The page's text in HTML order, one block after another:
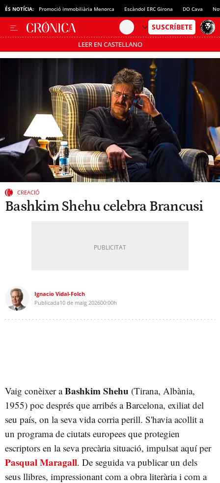
ÉS NOTÍCIA: Promoció immobiliària Menorca Escàndol ERC Girona DO Cava
LEER EN CASTELLANO
Passa’t al mode estalvi
CREACIÓ
Bashkim Shehu celebra Brancusi
Ignacio Vidal-Folch
Publicada10 de maig 202600:00h
Vaig conèixer aBashkim Shehu (Tirana, Albània,
1955) poc després que arribés a Barcelona, exiliat del
seu país, on la seva vida corria perill. S'havia acollit a
un programa de ciutats europees que protegien
escriptors en la seva precària situació, impulsat aquí per
Pasqual Maragall. De seguida va publicar un dels
seus llibres, impressionant com a obra literària i com a